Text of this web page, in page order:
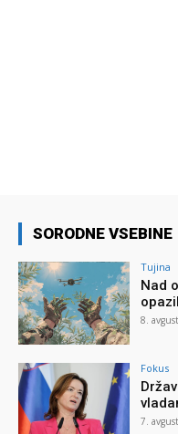
SORODNE VSEBINE
Tujina
Nad
8.
Fokus
7.